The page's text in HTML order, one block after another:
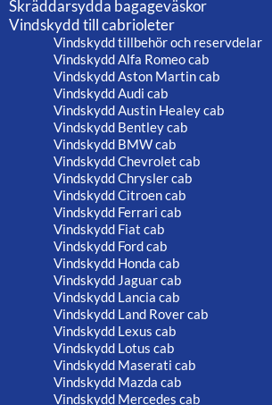
Skräddarsydda bagageväskor
Vindskydd till cabrioleter
Vindskydd tillbehör och reservdelar
Vindskydd Alfa Romeo cab
Vindskydd Aston Martin cab
Vindskydd Audi cab
Vindskydd Austin Healey cab
Vindskydd Bentley cab
Vindskydd BMW cab
Vindskydd Chevrolet cab
Vindskydd Chrysler cab
Vindskydd Citroen cab
Vindskydd Ferrari cab
Vindskydd Fiat cab
Vindskydd Ford cab
Vindskydd Honda cab
Vindskydd Jaguar cab
Vindskydd Lancia cab
Vindskydd Land Rover cab
Vindskydd Lexus cab
Vindskydd Lotus cab
Vindskydd Maserati cab
Vindskydd Mazda cab
Vindskydd Mercedes cab